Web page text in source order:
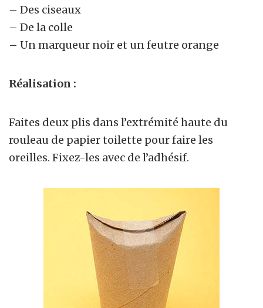
– Des ciseaux
– De la colle
– Un marqueur noir et un feutre orange
Réalisation :
Faites deux plis dans l’extrémité haute du
rouleau de papier toilette pour faire les
oreilles. Fixez-les avec de l’adhésif.